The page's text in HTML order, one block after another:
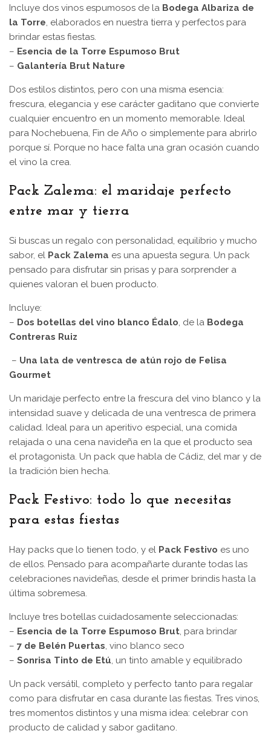
Incluye dos vinos espumosos de la Bodega Albariza de
la Torre , elaborados en nuestra tierra y perfectos para
brindar estas fiestas.
– Esencia de la Torre Espumoso Brut
– Galantería Brut Nature
Dos estilos distintos, pero con una misma esencia:
frescura, elegancia y ese carácter gaditano que convierte
cualquier encuentro en un momento memorable. Ideal
para Nochebuena, Fin de Año o simplemente para abrirlo
porque sí. Porque no hace falta una gran ocasión cuando
el vino la crea.
Pack Zalema: el maridaje perfecto
entre mar y tierra
Si buscas un regalo con personalidad, equilibrio y mucho
sabor, el Pack Zalema es una apuesta segura. Un pack
pensado para disfrutar sin prisas y para sorprender a
quienes valoran el buen producto.
Incluye:
– Dos botellas del vino blanco Édalo , de la Bodega
Contreras Ruiz
– Una lata de ventresca de atún rojo de Felisa
Gourmet
Un maridaje perfecto entre la frescura del vino blanco y la
intensidad suave y delicada de una ventresca de primera
calidad. Ideal para un aperitivo especial, una comida
relajada o una cena navideña en la que el producto sea
el protagonista. Un pack que habla de Cádiz, del mar y de
la tradición bien hecha.
Pack Festivo: todo lo que necesitas
para estas fiestas
Hay packs que lo tienen todo, y el Pack Festivo es uno
de ellos. Pensado para acompañarte durante todas las
celebraciones navideñas, desde el primer brindis hasta la
última sobremesa.
Incluye tres botellas cuidadosamente seleccionadas:
– Esencia de la Torre Espumoso Brut , para brindar
– 7 de Belén Puertas , vino blanco seco
– Sonrisa Tinto de Etú , un tinto amable y equilibrado
Un pack versátil, completo y perfecto tanto para regalar
como para disfrutar en casa durante las fiestas. Tres vinos,
tres momentos distintos y una misma idea: celebrar con
producto de calidad y sabor gaditano.